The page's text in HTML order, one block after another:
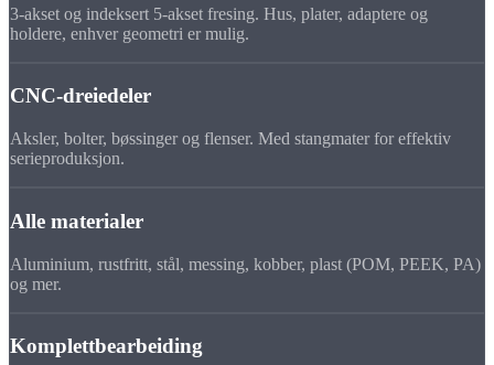
3-akset og indeksert 5-akset fresing. Hus, plater, adaptere og
holdere, enhver geometri er mulig.
CNC-dreiedeler
Aksler, bolter, bøssinger og flenser. Med stangmater for effektiv
serieproduksjon.
Alle materialer
Aluminium, rustfritt, stål, messing, kobber, plast (POM, PEEK, PA)
og mer.
Komplettbearbeiding